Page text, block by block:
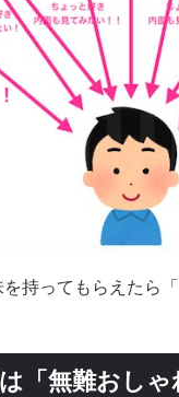
持ってもらえたら
「無難おしゃ